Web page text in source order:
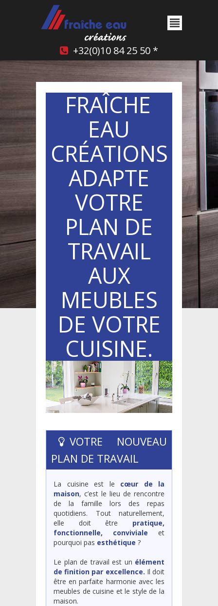
+32(0)10 84 25 50 *
FRAÎCHE
EAU
CRÉATIONS
ADAPTE
VOTRE
PLAN DE
TRAVAIL
AUX
MEUBLES
DE VOTRE
CUISINE.
VOTRE NOUVEAU
PLAN DE TRAVAIL
La cuisine est le cœur de la
maison, c’est le lieu de rencontre
de la famille lors des repas
quotidiens. Tout naturellement,
elle doit être pratique,
fonctionnelle, conviviale et
pourquoi pas esthétique ?
Le plan de travail est un élément
de finition par excellence. Il doit
être en parfaite harmonie avec les
meubles de cuisine et le style de la
maison.